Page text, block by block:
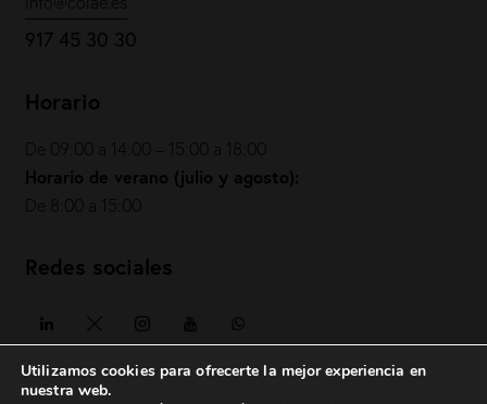
917 45 30 30
Horario
De 09:00 a 14:00 – 15:00 a 18:00
Horario de verano (julio y agosto):
De 8:00 a 15:00
Redes sociales
Utilizamos cookies para ofrecerte la mejor experiencia en
nuestra web.